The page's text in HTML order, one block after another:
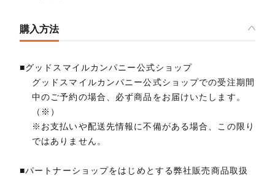
購入方法
■グッドスマイルカンパニー公式ショップ
グッドスマイルカンパニー公式ショップでの受注期間
中のご予約の場合、必ず商品をお届けいたします。
（※）
※お支払いや配送先情報に不備がある場合、この限り
ではありません。
■パートナーショップをはじめとする弊社販売商品取扱